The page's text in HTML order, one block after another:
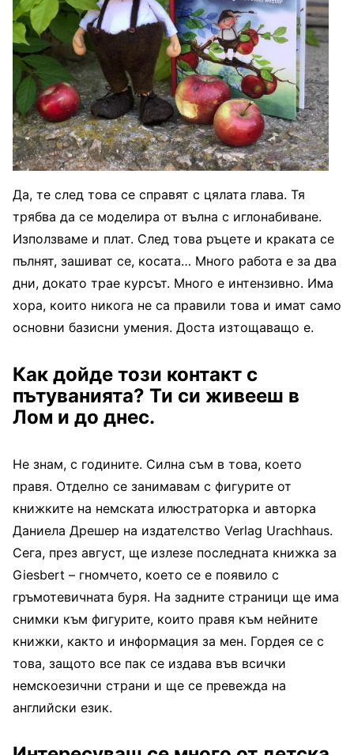
Да, те след това се справят с цялата глава. Тя
трябва да се моделира от вълна с иглонабиване.
Използваме и плат. След това ръцете и краката се
пълнят, зашиват се, косата… Много работа е за два
дни, докато трае курсът. Много е интензивно. Има
хора, които никога не са правили това и имат само
основни базисни умения. Доста изтощаващо е.
Как дойде този контакт с
пътуванията? Ти си живееш в
Лом и до днес.
Не знам, с годините. Силна съм в това, което
правя. Отделно се занимавам с фигурите от
книжките на немската илюстраторка и авторка
Даниела Дрешер на издателство Verlag Urachhaus.
Сега, през август, ще излезе последната книжка за
Giesbert – гномчето, което се е появило с
гръмотевичната буря. На задните страници ще има
снимки към фигурите, които правя към нейните
книжки, както и информация за мен. Гордея се с
това, защото все пак се издава във всички
немскоезични страни и ще се превежда на
английски език.